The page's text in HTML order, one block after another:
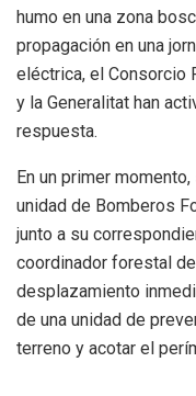
humo en una zona
propagación en una
eléctrica, el Consorcio
y la Generalitat han
respuesta.
En un primer
unidad de Bomberos
junto a su
coordinador forestal
desplazamiento
de una unidad de
terreno y acotar el